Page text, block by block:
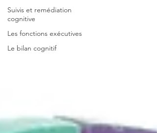
Suivis et remédiation
cognitive
Les fonctions exécutives
Le bilan cognitif